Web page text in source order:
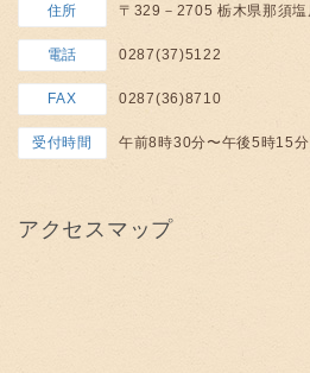
住所 〒329－2705 栃木県那須
電話 0287(37)5122
FAX 0287(36)8710
受付時間 午前8時30分〜午後5時15分
アクセスマップ